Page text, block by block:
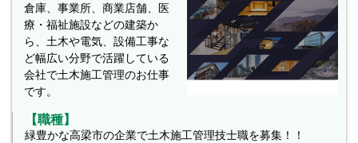
倉庫、事業所、商業店舗、医
療・福祉施設などの建築か
ら、土木や電気、設備工事な
ど幅広い分野で活躍している
会社で土木施工管理のお仕事
です。
【職種】
緑豊かな高梁市の企業で土木施工管理技士職を募集！！